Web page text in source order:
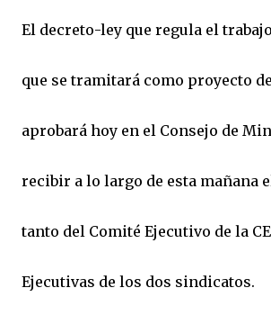
El decreto-ley que regula el
que se tramitará como proyecto
aprobará hoy en el Consejo de
recibir a lo largo de esta mañana
tanto del Comité Ejecutivo de la
Ejecutivas de los dos sindicatos.